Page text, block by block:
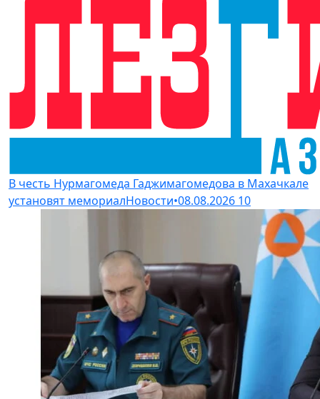
В честь Нурмагомеда Гаджимагомедова в Махачкале
установят мемориалНовости•08.08.2026 10